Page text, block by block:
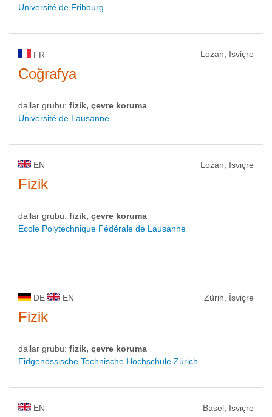
Université de Fribourg
FR Lozan, İsviçre
Coğrafya
dallar grubu: fizik, çevre koruma
Université de Lausanne
EN Lozan, İsviçre
Fizik
dallar grubu: fizik, çevre koruma
Ecole Polytechnique Fédérale de Lausanne
DE EN Zürih, İsviçre
Fizik
dallar grubu: fizik, çevre koruma
Eidgenössische Technische Hochschule Zürich
EN Basel, İsviçre